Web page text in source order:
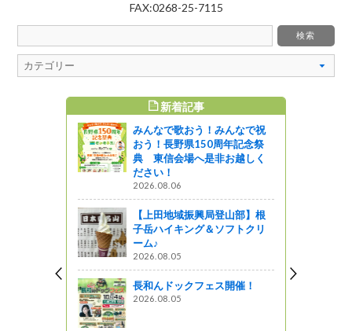
FAX:0268-25-7115
新着記事
みんなで歌おう！みんなで祝
おう！長野県150周年記念祭
典 東信会場へ是非お越しく
ださい！
2026.08.06
【上田地域振興局登山部】根
子岳ハイキング＆ソフトクリ
ーム♪
2026.08.05
長和んドックフェス開催！
2026.08.05